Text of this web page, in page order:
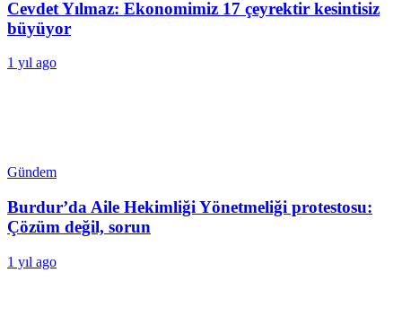
Cevdet Yılmaz: Ekonomimiz 17 çeyrektir kesintisiz
büyüyor
1 yıl ago
Gündem
Burdur’da Aile Hekimliği Yönetmeliği protestosu:
Çözüm değil, sorun
1 yıl ago